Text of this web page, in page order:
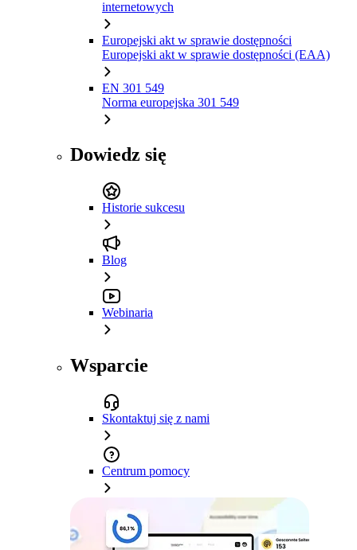
internetowych
Europejski akt w sprawie dostępności
Europejski akt w sprawie dostępności (EAA)
EN 301 549
Norma europejska 301 549
Dowiedz się
Historie sukcesu
Blog
Webinaria
Wsparcie
Skontaktuj się z nami
Centrum pomocy